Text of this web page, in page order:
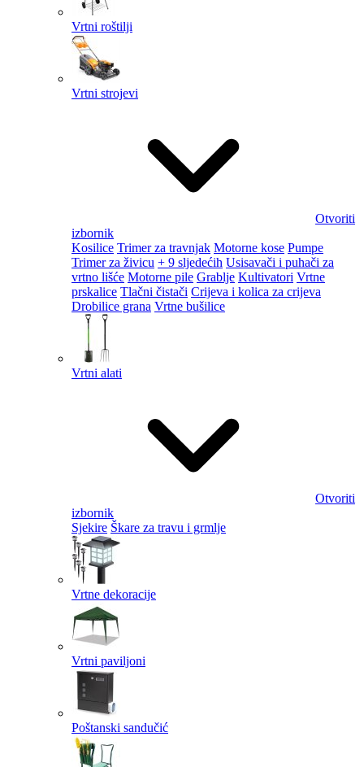
Vrtni roštilji
Vrtni strojevi
Otvoriti
izbornik
Kosilice Trimer za travnjak Motorne kose Pumpe
Trimer za živicu + 9 sljedećih Usisavači i puhači za
vrtno lišće Motorne pile Grablje Kultivatori Vrtne
prskalice Tlačni čistači Crijeva i kolica za crijeva
Drobilice grana Vrtne bušilice
Vrtni alati
Otvoriti
izbornik
Sjekire Škare za travu i grmlje
Vrtne dekoracije
Vrtni paviljoni
Poštanski sandučić